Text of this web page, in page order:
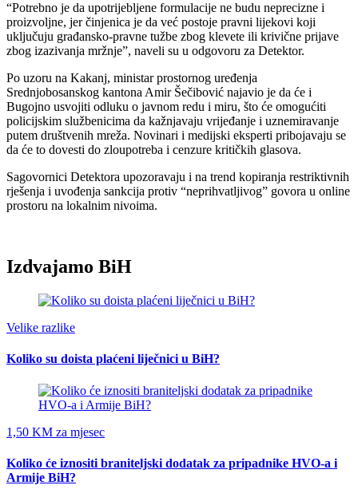
“Potrebno je da upotrijebljene formulacije ne budu neprecizne i
proizvoljne, jer činjenica je da već postoje pravni lijekovi koji
uključuju građansko-pravne tužbe zbog klevete ili krivične prijave
zbog izazivanja mržnje”, naveli su u odgovoru za Detektor.
Po uzoru na Kakanj, ministar prostornog uređenja
Srednjobosanskog kantona Amir Šečibović najavio je da će i
Bugojno usvojiti odluku o javnom redu i miru, što će omogućiti
policijskim službenicima da kažnjavaju vrijeđanje i uznemiravanje
putem društvenih mreža. Novinari i medijski eksperti pribojavaju se
da će to dovesti do zloupotreba i cenzure kritičkih glasova.
Sagovornici Detektora upozoravaju i na trend kopiranja restriktivnih
rješenja i uvođenja sankcija protiv “neprihvatljivog” govora u online
prostoru na lokalnim nivoima.
Izdvajamo BiH
Velike razlike
Koliko su doista plaćeni liječnici u BiH?
1,50 KM za mjesec
Koliko će iznositi braniteljski dodatak za pripadnike HVO-a i
Armije BiH?